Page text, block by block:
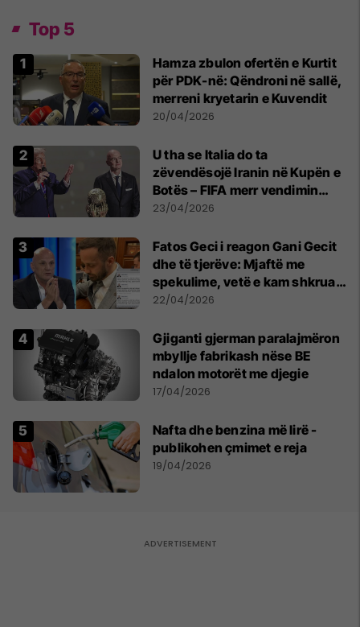
Top 5
Hamza zbulon ofertën e Kurtit
për PDK-në: Qëndroni në sallë,
merreni kryetarin e Kuvendit
20/04/2026
U tha se Italia do ta
zëvendësojë Iranin në Kupën e
Botës – FIFA merr vendimin
përfundimtar
23/04/2026
Fatos Geci i reagon Gani Gecit
dhe të tjerëve: Mjaftë me
spekulime, vetë e kam shkruar
fjalimin në mënyrë spontane
22/04/2026
Gjiganti gjerman paralajmëron
mbyllje fabrikash nëse BE
ndalon motorët me djegie
17/04/2026
Nafta dhe benzina më lirë -
publikohen çmimet e reja
19/04/2026